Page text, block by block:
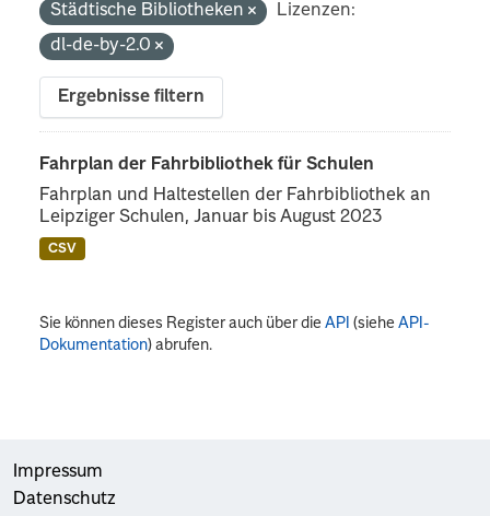
Städtische Bibliotheken
Lizenzen:
dl-de-by-2.0
Ergebnisse filtern
Fahrplan der Fahrbibliothek für Schulen
Fahrplan und Haltestellen der Fahrbibliothek an
Leipziger Schulen, Januar bis August 2023
CSV
Sie können dieses Register auch über dieAPI (sieheAPI-
Dokumentation) abrufen.
Impressum
Datenschutz